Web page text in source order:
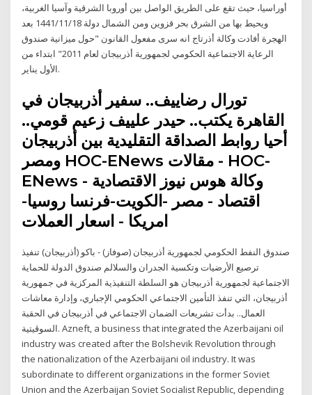
أوراسيا، حيث تقع على الطريق الواصل بين أوروبا الشرقية وآسيا الغربية،
ويحيط بها من الشرق بحر قزوين ومن الشمال دولة 18‏‏/11‏‏/1441 بعد
الهجرة أفادت وكالة أذرتاج انه سرى مفعول القانون "حول ميزانية صندوق
الرعاية الاجتماعية الحكومي لجمهورية أذربيجان لعام 2011" ابتداء من
الأول يناير.
تورال رضاييف.. سفير أذربيجان في
القاهرة يكتب.. حيدر علييف زعيم قومي..
أحيا روابط الصداقة التقليدية بين أذربيجان
ومصر HOC-ENews مقالات - HOC-
ENews وكالة هوس نيوز الاقتصادية -
اقتصاد - مصر -الكويت-فرنسا روسيا-
امريكا - اسعار العملات
صندوق النفط الحكومي لجمهورية أذربيجان (صوفاز) - باكو (أذربيجان) تنفيذ
ترصيع الأرضيات وتكسية الجدران والسلالم صندوق الدولة للحماية
الاجتماعية لجمهورية أذربيجان هو السلطة التنفيذية المركزية في جمهورية
أذربيجان، التي تنفذ التأمين الاجتماعي الحكومي الإجباري، وإدارة معاشات
العمال.. بدأت تشريعات الضمان الاجتماعي في أذربيجان في الحقبة
السوڤيتية. Azneft, a business that integrated the Azerbaijani oil
industry was created after the Bolshevik Revolution through
the nationalization of the Azerbaijani oil industry. It was
subordinate to different organizations in the former Soviet
Union and the Azerbaijan Soviet Socialist Republic, depending